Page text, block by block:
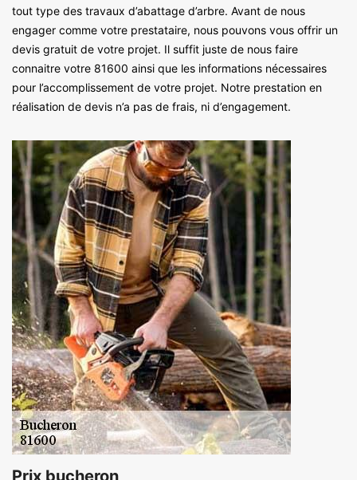
tout type des travaux d’abattage d’arbre. Avant de nous
engager comme votre prestataire, nous pouvons vous offrir un
devis gratuit de votre projet. Il suffit juste de nous faire
connaitre votre 81600 ainsi que les informations nécessaires
pour l’accomplissement de votre projet. Notre prestation en
réalisation de devis n’a pas de frais, ni d’engagement.